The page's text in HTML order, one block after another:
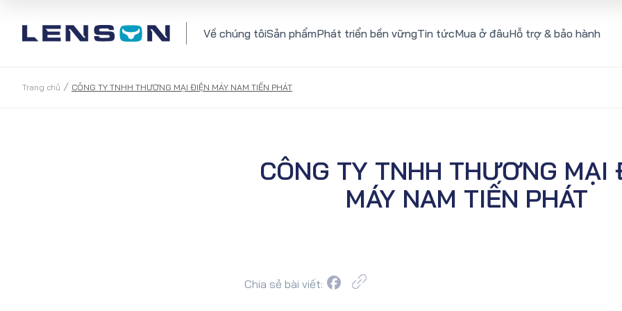
Về chúng tôiSản phẩmPhát triển bền vữngTin tứcMua ở đâuHỗ trợ & bảo hành
Trang chủ / CÔNG TY TNHH THƯƠNG MẠI ĐIỆN MÁY NAM TIẾN PHÁT
CÔNG TY TNHH THƯƠNG MẠI
MÁY NAM TIẾN PHÁT
Chia sẻ bài viết: